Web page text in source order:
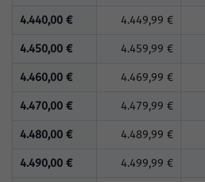
4.440,00 € 4.449,99 €
4.450,00 € 4.459,99 €
4.460,00 € 4.469,99 €
4.470,00 € 4.479,99 €
4.480,00 € 4.489,99 €
4.490,00 € 4.499,99 €